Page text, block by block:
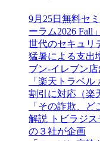
9月25日無料セ
ーラム2026 Fall
世代のセキュリ
猛暑による支出
ブン‐イレブン
「楽天トラベ
割引に対応（楽
「その詐欺、
解説 トビラジス
の３社が企画